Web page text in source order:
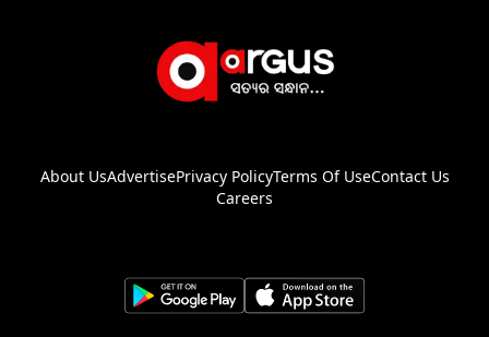
About UsAdvertisePrivacy PolicyTerms Of UseContact Us
Careers